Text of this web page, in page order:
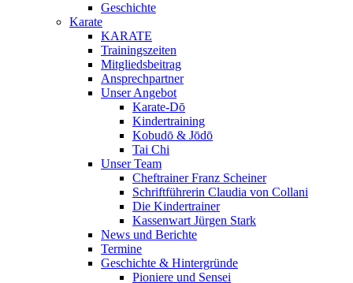
Geschichte
Karate
KARATE
Trainingszeiten
Mitgliedsbeitrag
Ansprechpartner
Unser Angebot
Karate-Dō
Kindertraining
Kobudō & Jōdō
Tai Chi
Unser Team
Cheftrainer Franz Scheiner
Schriftführerin Claudia von Collani
Die Kindertrainer
Kassenwart Jürgen Stark
News und Berichte
Termine
Geschichte & Hintergründe
Pioniere und Sensei